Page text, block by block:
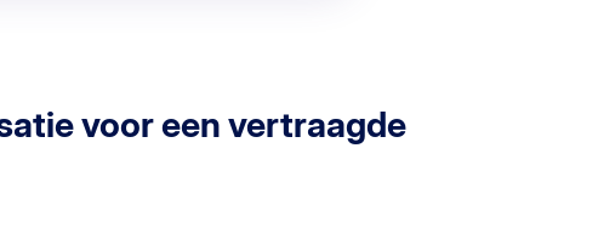
voor een vertraagde